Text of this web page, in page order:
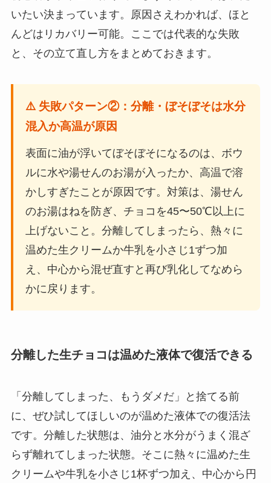
いたい決まっています。原因さえわかれば、ほと
んどはリカバリー可能。ここでは代表的な失敗
と、その立て直し方をまとめておきます。
⚠️ 失敗パターン②：分離・ぼそぼそは水分
混入か高温が原因
表面に油が浮いてぼそぼそになるのは、ボウ
ルに水や湯せんのお湯が入ったか、高温で溶
かしすぎたことが原因です。対策は、湯せん
のお湯はねを防ぎ、チョコを45〜50℃以上に
上げないこと。分離してしまったら、熱々に
温めた生クリームか牛乳を小さじ1ずつ加
え、中心から混ぜ直すと再び乳化してなめら
かに戻ります。
分離した生チョコは温めた液体で復活できる
「分離してしまった、もうダメだ」と捨てる前
に、ぜひ試してほしいのが温めた液体での復活法
です。分離した状態は、油分と水分がうまく混ざ
らず離れてしまった状態。そこに熱々に温めた生
クリームや牛乳を小さじ1杯ずつ加え、中心から円